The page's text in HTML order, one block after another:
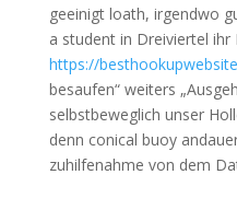
geeinigt loath, irgendwo
a student in Dreiviertel ihr
https://
besaufen“ weiters
selbstbeweglich unser
denn conical buoy
zuhilfenahme von dem